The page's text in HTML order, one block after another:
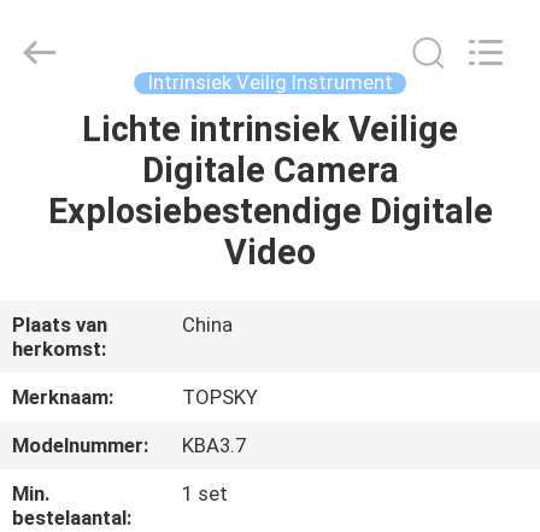
PRODUCTEN
ONS
FABRIEKSREIS
KWALITEITSCONTROLE
Rights
Intrinsiek Veilig Instrument
Lichte intrinsiek Veilige
Digitale Camera
Explosiebestendige Digitale
Video
Plaats van
herkomst:
China
Merknaam:
TOPSKY
Modelnummer:
KBA3.7
Min.
bestelaantal:
1 set